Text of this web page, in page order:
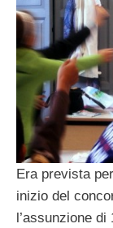
Era prevista
inizio del
l’assunzione